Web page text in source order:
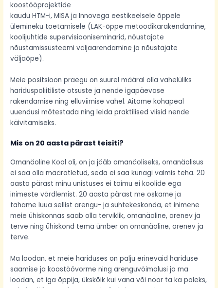
koostööprojektide
kaudu HTM-i, MISA ja Innovega eestikeelsele õppele
ülemineku toetamisele (LAK-õppe metoodikarakendamine,
koolijuhtide supervisiooniseminarid, nõustajate
nõustamissüsteemi väljaarendamine ja nõustajate
väljaõpe).
Meie positsioon praegu on suurel määral olla vahelüliks
hariduspoliitiliste otsuste ja nende igapäevase
rakendamise ning elluviimise vahel. Aitame kohapeal
uuendusi mõtestada ning leida praktilised viisid nende
käivitamiseks.
Mis on 20 aasta pärast teisiti?
Omanäoline Kool oli, on ja jääb omanäoliseks, omanäolisus
ei saa olla määratletud, seda ei saa kunagi valmis teha. 20
aasta pärast minu unistuses ei toimu ei koolide ega
inimeste võrdlemist. 20 aasta pärast me oskame ja
tahame luua sellist arengu- ja suhtekeskonda, et inimene
meie ühiskonnas saab olla terviklik, omanäoline, arenev ja
terve ning ühiskond tema ümber on omanäoline, arenev ja
terve.
Ma loodan, et meie hariduses on palju erinevaid hariduse
saamise ja koostöövorme ning arenguvõimalusi ja ma
loodan, et iga õppija, ükskõik kui vana või noor ta ka poleks,